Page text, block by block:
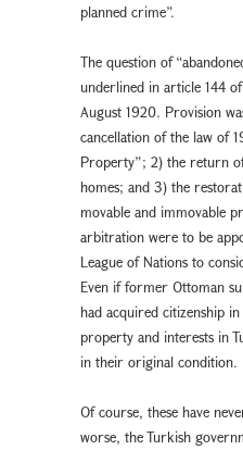
planned crime”.
The question of
underlined in article 144
August 1920. Provision
cancellation of the law of
Property”; 2) the return
homes; and 3) the
movable and immovable
arbitration were to be
League of Nations to
Even if former Ottoman
had acquired citizenship
property and interests in
in their original condition.
Of course, these have
worse, the Turkish